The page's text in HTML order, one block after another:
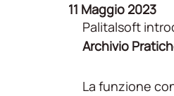
11 Maggio 2023
Palitalsoft
Archivio
La funzione